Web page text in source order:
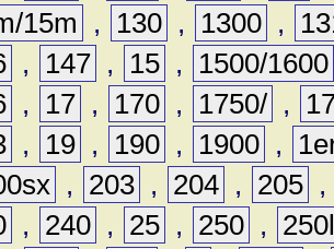
15m , 130 , 1300 ,
, 147 , 15 ,
1500/1600
, 17 , 170 , 1750/ ,
, 19 , 190 , 1900 ,
, 203 , 204 , 205 ,
, 240 , 25 , 250 ,